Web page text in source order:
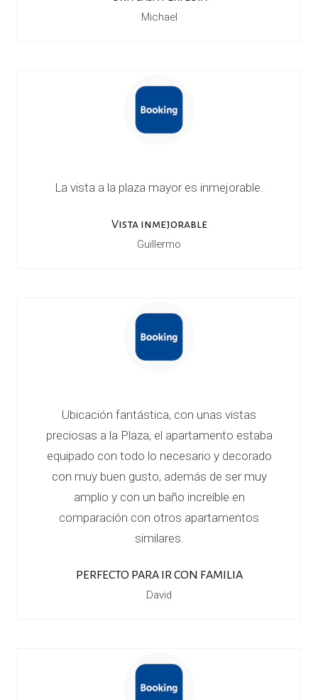
Michael
La vista a la plaza mayor es inmejorable.
Vista inmejorable
Guillermo
Ubicación fantástica, con unas vistas
preciosas a la Plaza, el apartamento estaba
equipado con todo lo necesario y decorado
con muy buen gusto, además de ser muy
amplio y con un baño increíble en
comparación con otros apartamentos
similares.
PERFECTO PARA IR CON FAMILIA
David